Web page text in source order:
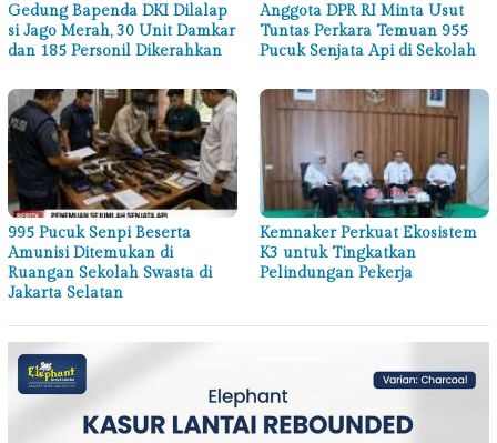
Gedung Bapenda DKI Dilalap
si Jago Merah, 30 Unit Damkar
dan 185 Personil Dikerahkan
Anggota DPR RI Minta Usut
Tuntas Perkara Temuan 955
Pucuk Senjata Api di Sekolah
995 Pucuk Senpi Beserta
Amunisi Ditemukan di
Ruangan Sekolah Swasta di
Jakarta Selatan
Kemnaker Perkuat Ekosistem
K3 untuk Tingkatkan
Pelindungan Pekerja